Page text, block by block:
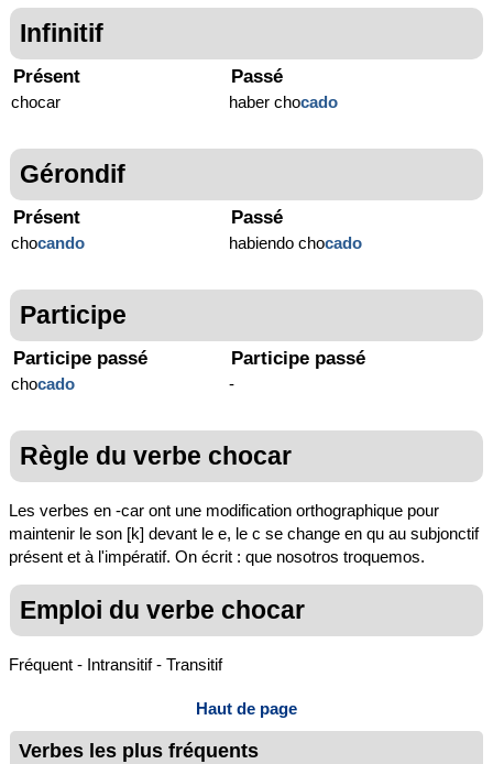
Infinitif
Présent
chocar
Passé
haber chocado
Gérondif
Présent
chocando
Passé
habiendo chocado
Participe
Participe passé
chocado
Participe passé
-
Règle du verbe chocar
Les verbes en -car ont une modification orthographique pour
maintenir le son [k] devant le e, le c se change en qu au subjonctif
présent et à l'impératif. On écrit : que nosotros troquemos.
Emploi du verbe chocar
Fréquent - Intransitif - Transitif
Haut de page
Verbes les plus fréquents